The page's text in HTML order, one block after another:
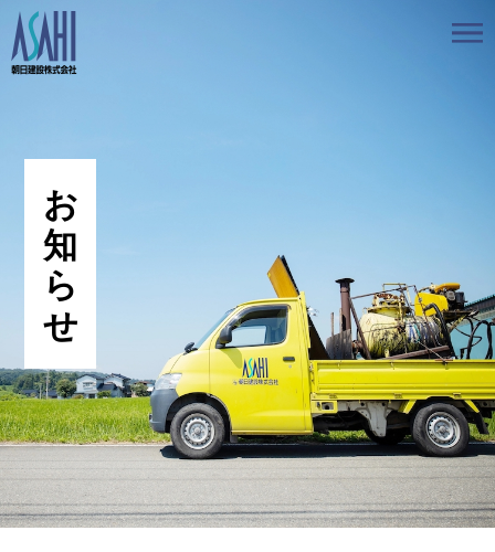
事業案内
会社情報
採用情報
お知らせ
BLOG
お問い合わせ